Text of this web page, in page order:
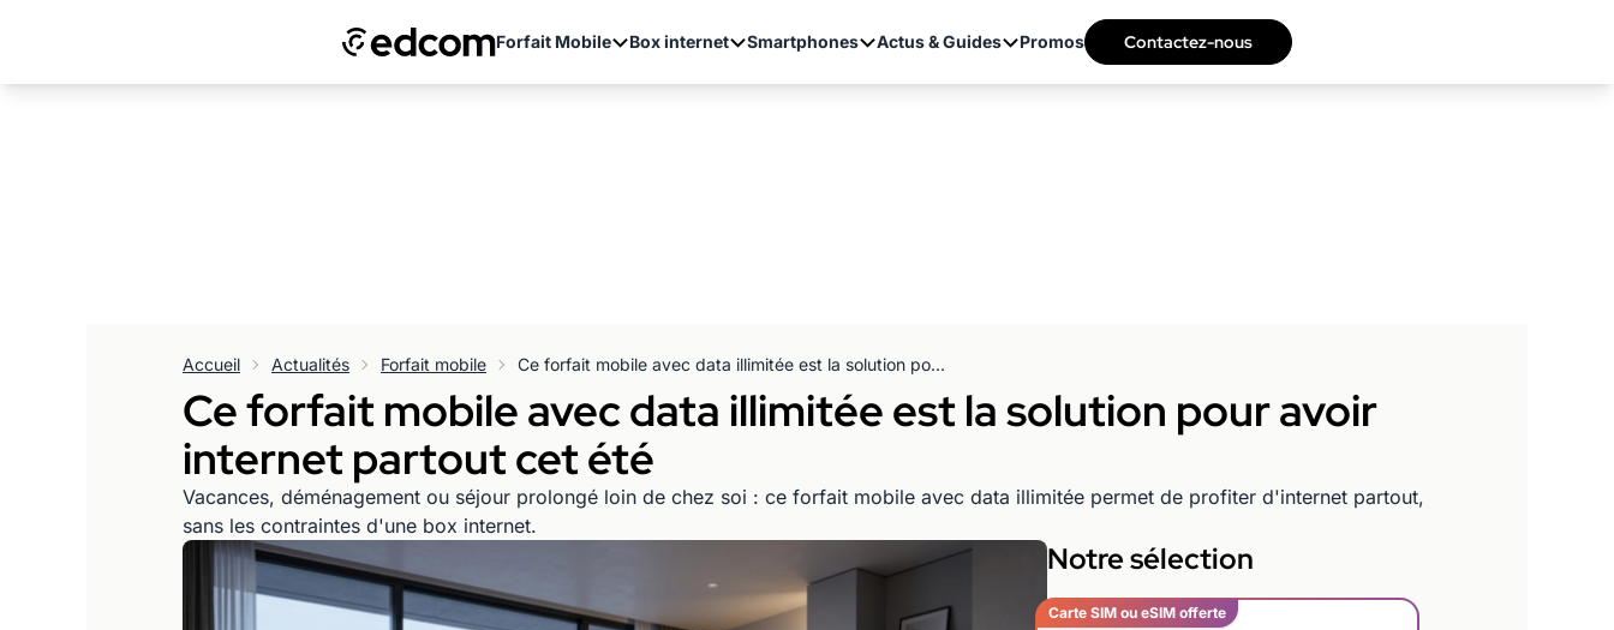
Forfait Mobile Box internet Smartphones Actus & Guides Promos Contactez-nous
Accueil Actualités Forfait mobile Ce forfait mobile avec data illimitée est la solution pour avoir internet partout cet été
Ce forfait mobile avec data illimitée est la solution pour avoir
internet partout cet été
Vacances, déménagement ou séjour prolongé loin de chez soi : ce forfait mobile avec data illimitée permet de profiter d'internet partout,
sans les contraintes d'une box internet.
Notre sélection
Carte SIM ou eSIM offerte